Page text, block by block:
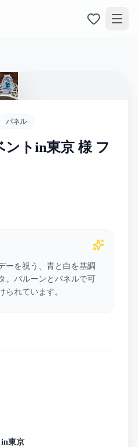
パネル
ントin東京 様 フ
ーを祝う、青と白を基調
。バルーンとパネルで可
られています。
東京